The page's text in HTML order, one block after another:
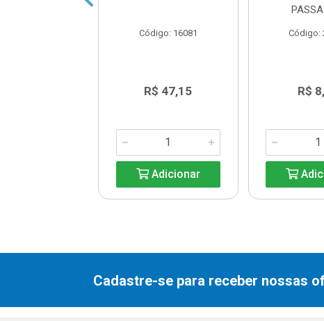
Código: 16081
R$ 47,15
Adicionar
Código:
R$
Cadastre-se para receber nossas